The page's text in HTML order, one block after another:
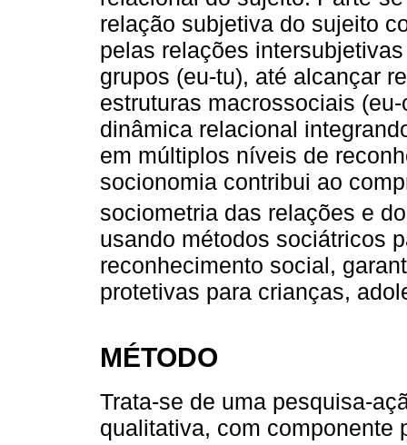
relação subjetiva do sujeito
pelas relações
grupos (eu-tu), até alcançar
estruturas macrossociais
dinâmica relacional
em múltiplos níveis de
socionomia contribui ao
sociometria das relações e
usando métodos sociátricos
reconhecimento social,
protetivas para crianças,
MÉTODO
Trata-se de uma pesquisa-
qualitativa, com componente